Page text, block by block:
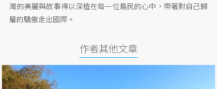
灣的美麗與故事得以深植在每一位島民的心中，帶著對自己歸
屬的驕傲走出國際。
作者其他文章